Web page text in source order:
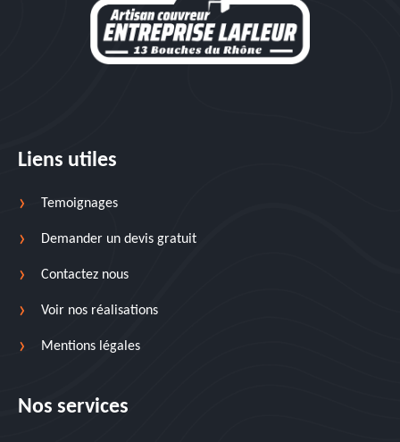
Liens utiles
Temoignages
Demander un devis gratuit
Contactez nous
Voir nos réalisations
Mentions légales
Nos services